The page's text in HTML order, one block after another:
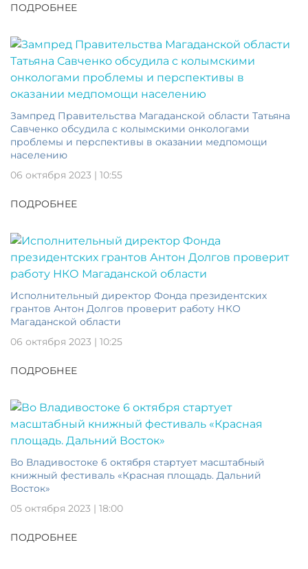
ПОДРОБНЕЕ
Зампред Правительства Магаданской области Татьяна
Савченко обсудила с колымскими онкологами
проблемы и перспективы в оказании медпомощи
населению
06 октября 2023 | 10:55
ПОДРОБНЕЕ
Исполнительный директор Фонда президентских
грантов Антон Долгов проверит работу НКО
Магаданской области
06 октября 2023 | 10:25
ПОДРОБНЕЕ
Во Владивостоке 6 октября стартует масштабный
книжный фестиваль «Красная площадь. Дальний
Восток»
05 октября 2023 | 18:00
ПОДРОБНЕЕ